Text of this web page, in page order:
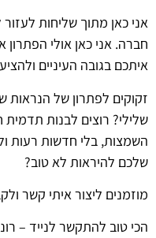
אני כאן מתוך שליחות
חברה. אני כאן אולי הפתרון
איתכם בגובה העיניים
זקוקים לפתרון של
שלילי? רוצים לבנות
השמצות, בלי חדשות רעות
שלכם להיראות לא טוב?
מוזמנים ליצור איתי קשר
הכי טוב להתקשר לנייד – רונן הלל